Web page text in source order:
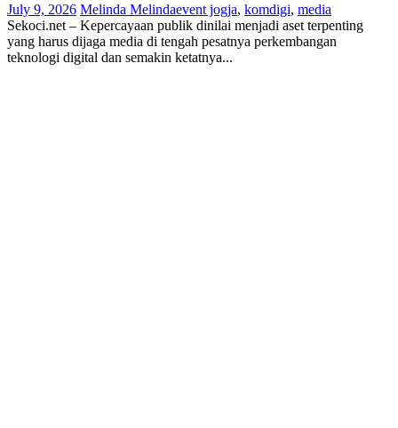
July 9, 2026 Melinda Melindaevent jogja, komdigi, media
Sekoci.net – Kepercayaan publik dinilai menjadi aset terpenting
yang harus dijaga media di tengah pesatnya perkembangan
teknologi digital dan semakin ketatnya...